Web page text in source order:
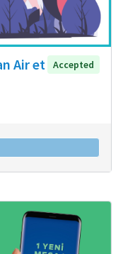
Air et
Accepted